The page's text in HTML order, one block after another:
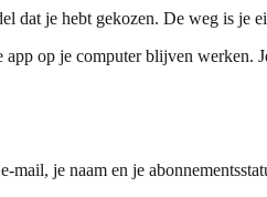
dat je hebt gekozen. De weg is
op je computer blijven werken.
mail, je naam en je